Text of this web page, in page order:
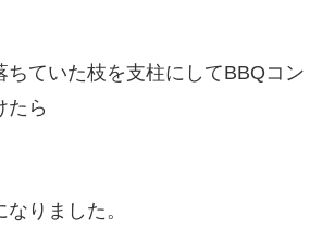
ちていた枝を支柱にしてBBQコン
たら
りました。